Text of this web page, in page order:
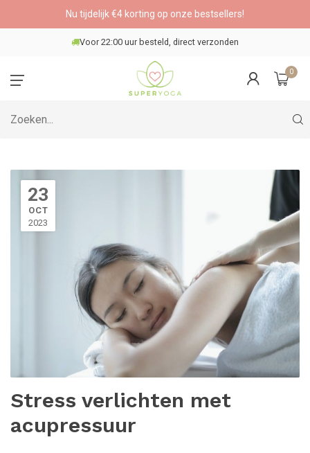
Nu tijdelijk €4 korting op onze bestsellers!
0
23
OCT
2023
Stress verlichten met
acupressuur